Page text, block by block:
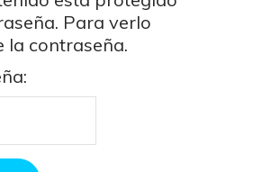
Para verlo
la contraseña.